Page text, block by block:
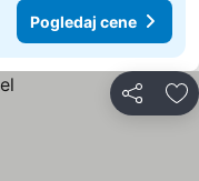
Pogledaj cene
Deli